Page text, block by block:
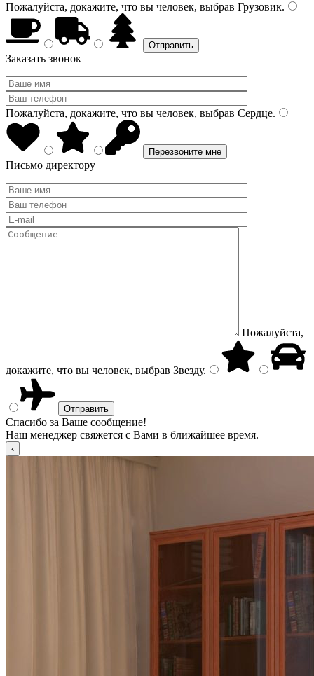
Пожалуйста, докажите, что вы человек, выбрав Грузовик.
Заказать звонок
Пожалуйста, докажите, что вы человек, выбрав Сердце.
Письмо директору
Пожалуйста,
докажите, что вы человек, выбрав Звезду.
Спасибо за Ваше сообщение!
Наш менеджер свяжется с Вами в ближайшее время.